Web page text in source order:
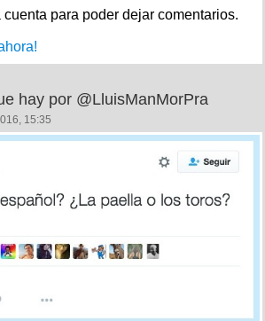
para poder dejar comentarios.
hay por @LluisManMorPra
15:35